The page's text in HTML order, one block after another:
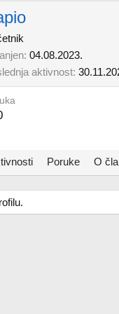
04.08.2023.
aktivnost
Poruke O